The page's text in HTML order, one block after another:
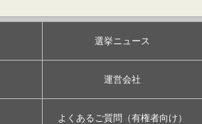
選挙ニュース
運営会社
よくあるご質問（有権者向け）